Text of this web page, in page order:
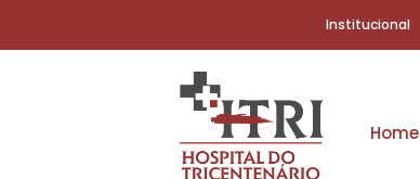
Institucional
Home